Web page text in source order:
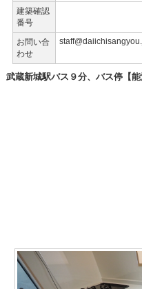
建築確認
番号
お問い合
わせ
武蔵新城駅バス９分、バス停【